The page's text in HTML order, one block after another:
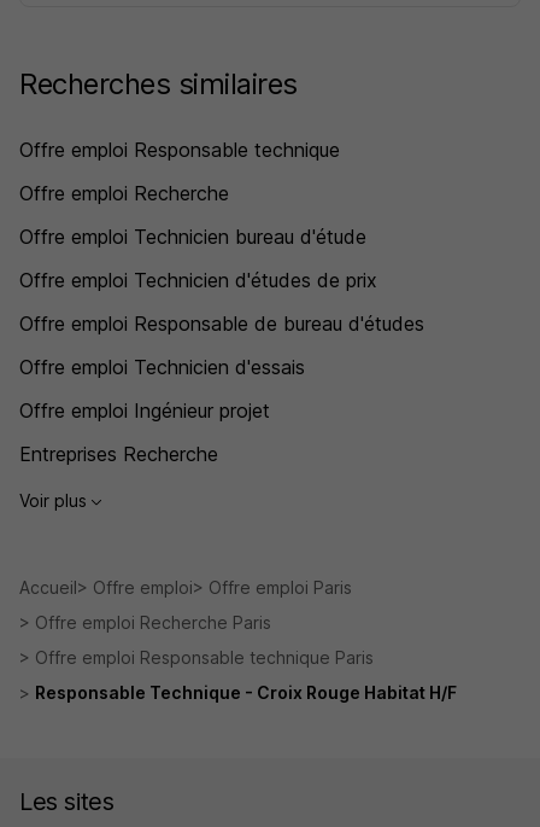
Recherches similaires
Offre emploi Responsable technique
Offre emploi Recherche
Offre emploi Technicien bureau d'étude
Offre emploi Technicien d'études de prix
Offre emploi Responsable de bureau d'études
Offre emploi Technicien d'essais
Offre emploi Ingénieur projet
Entreprises Recherche
Voir plus
Accueil Offre emploi
Offre emploi Paris
Offre emploi Recherche Paris
Offre emploi Responsable technique Paris
Responsable Technique - Croix Rouge Habitat H/F
Les sites